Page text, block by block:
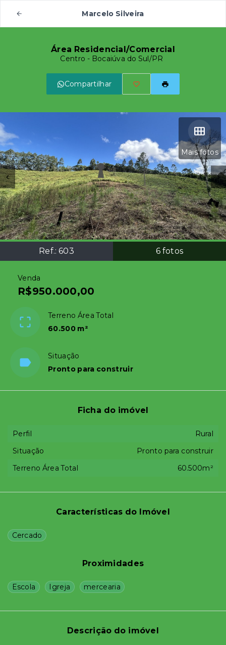
Marcelo Silveira
Área Residencial/Comercial
Centro - Bocaiúva do Sul/PR
Compartilhar
Mais fotos
Ref.:603 6 fotos
Venda
R$950.000,00
Terreno Área Total
60.500 m²
Situação
Pronto para construir
Características do Imóvel
Cercado
Proximidades
Escola Igreja mercearia
Descrição do imóvel
Ficha do imóvel
Perfil
Rural
Situação
Pronto para construir
Terreno Área Total
60.500m²